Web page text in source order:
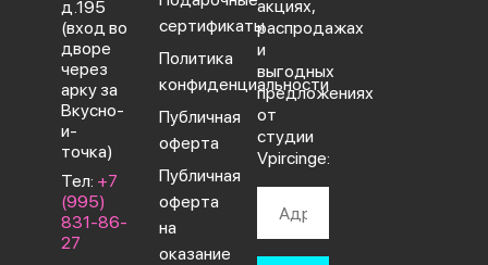
д.195
(вход во
дворе
через
арку за
Вкусно-
и-
точка)
Тел: +7
(995)
831-86-
27‬
сертификаты
Политика
конфиденциальности
Публичная
оферта
Публичная
оферта
на
оказание
акциях,
распродажах
и
выгодных
предложениях
от
студии
Vpircinge: